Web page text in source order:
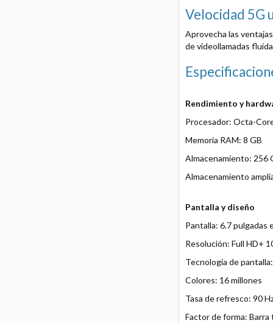
Velocidad 5G
Aprovecha las
de videollamadas
Rendimiento y
Procesador: Octa-
Memoria RAM: 8 GB
Almacenamiento: 256
Almacenamiento
Pantalla y diseño
Pantalla: 6.7 pulgadas
Resolución: Full HD+
Tecnología de
Colores: 16 millones
Tasa de refresco: 90
Factor de forma: Barra